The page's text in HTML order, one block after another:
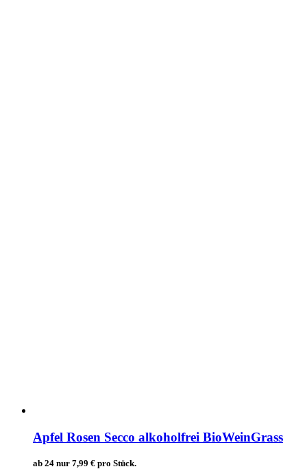
Apfel Rosen Secco alkoholfrei BioWeinGrass
ab 24 nur 7,99 € pro Stück.